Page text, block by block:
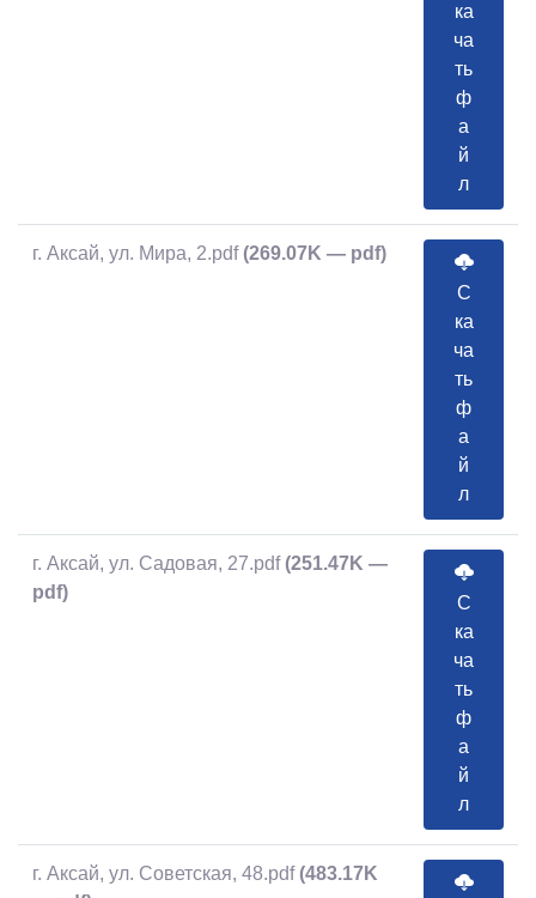
ка
ча
ть
ф
а
й
л
г. Аксай, ул. Мира, 2.pdf (269.07K — pdf)
С
ка
ча
ть
ф
а
й
л
г. Аксай, ул. Садовая, 27.pdf (251.47K —
pdf)
С
ка
ча
ть
ф
а
й
л
г. Аксай, ул. Советская, 48.pdf (483.17K